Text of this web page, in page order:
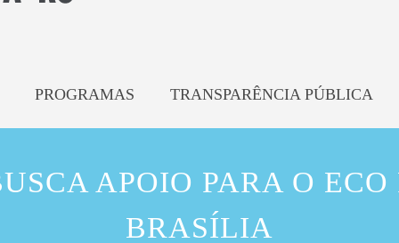
PROGRAMAS TRANSPARÊNCIA PÚBLICA
APOIO PARA O ECO
BRASÍLIA